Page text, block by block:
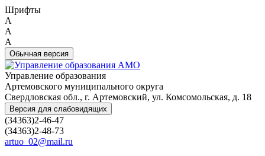
Шрифты
A
A
A
Обычная версия
Управление образования
Артемовского муниципального округа
Свердловская обл., г. Артемовский, ул. Комсомольская, д. 18
Версия для слабовидящих
(34363)2-46-47
(34363)2-48-73
artuo_02@mail.ru